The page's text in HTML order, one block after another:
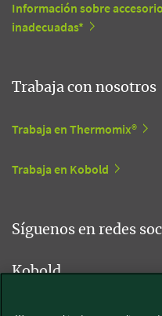
Información sobre
inadecuadas*
Trabaja con nosotros
Trabaja en Thermomix®
Trabaja en Kobold
Síguenos en redes
Kobold